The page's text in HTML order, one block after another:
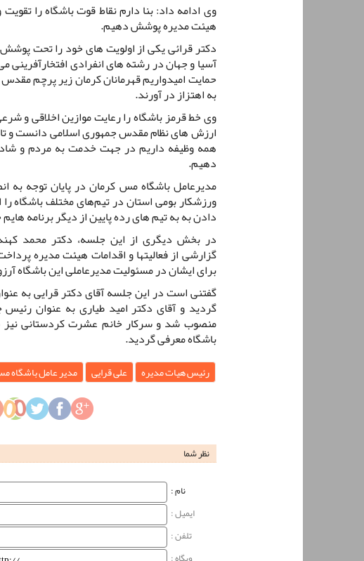
وی ادامه داد: بنا دارم نقاط قوت باشگاه را
هیئت مدیره پوشش دهیم.
دکتر قرائی یکی از اولویت های خود را تحت
آسیا و جهان در رشته های انفرادی افتخارآفرینی
حمایت امیدواریم قهرمانان کرمان زیر پرچم
به اهتزاز در آورند.
وی خط قرمز باشگاه را رعایت موازین اخلاقی و
ارزش های نظام مقدس جمهوری اسلامی دانست و
همه وظیفه داریم در جهت خدمت به مردم و شاد
دهیم.
مدیرعامل باشگاه مس کرمان در پایان توجه به
ورزشکار بومی استان در تیم‌های مختلف باشگاه
دادن به به تیم های رده پایین از دیگر برنامه
در بخش دیگری از این جلسه، دکتر محمد
گزارشی از فعالیتها و اقدامات هیئت مدیره
برای ایشان در مسئولیت مدیرعاملی این باشگاه
گفتنی است در این جلسه آقای دکتر قرایی به
گردید و آقای دکتر امید طیاری به عنوان
منصوب شد و سرکار خانم عشرت کردستانی نیز
باشگاه معرفی گردید.
رئیس هیات مدیره علی قرایی مدیر عامل باشگاه
نظر شما
نام‌ :
ایمیل :
تلفن :